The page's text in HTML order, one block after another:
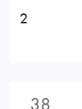
2
38